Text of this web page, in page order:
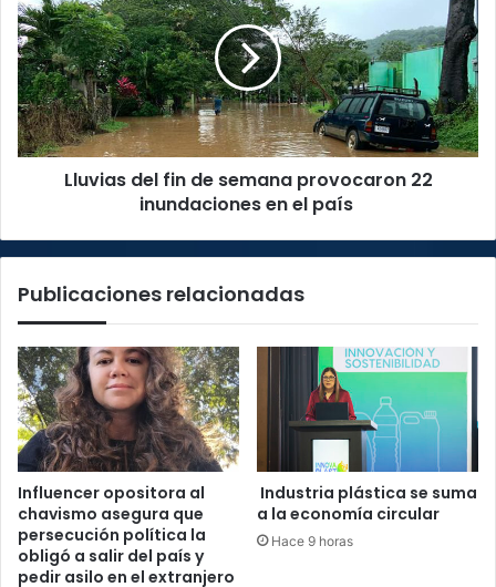
en
el
país
fin
de
semana
provocaron
22
inundaciones
en
Lluvias del fin de semana provocaron 22
inundaciones en el país
Publicaciones relacionadas
Influencer opositora al
chavismo asegura que
persecución política la
obligó a salir del país y
pedir asilo en el extranjero
Industria plástica se suma
a la economía circular
Hace 9 horas